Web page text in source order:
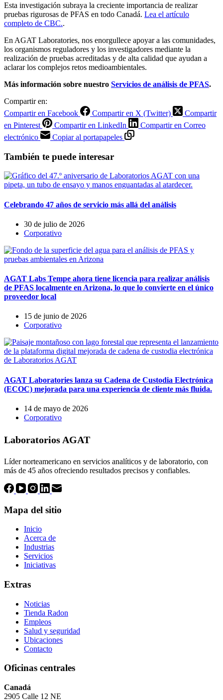
Esta investigación subraya la creciente importancia de realizar
pruebas rigurosas de PFAS en todo Canadá. Lea el artículo
completo de CBC..
En AGAT Laboratories, nos enorgullece apoyar a las comunidades,
los organismos reguladores y los investigadores mediante la
realización de pruebas acreditadas y de alta calidad que ayudan a
aclarar los complejos retos medioambientales.
Más información sobre nuestro Servicios de análisis de PFAS.
Compartir en:
Compartir en Facebook
Compartir en X (Twitter)
Compartir
en Pinterest
Compartir en LinkedIn
Compartir en Correo
electrónico
Copiar al portapapeles
También te puede interesar
Celebrando 47 años de servicio más allá del análisis
30 de julio de 2026
Corporativo
AGAT Labs Tempe ahora tiene licencia para realizar análisis
de PFAS localmente en Arizona, lo que lo convierte en el único
proveedor local
15 de junio de 2026
Corporativo
AGAT Laboratories lanza su Cadena de Custodia Electrónica
(ECOC) mejorada para una experiencia de cliente más fluida.
14 de mayo de 2026
Corporativo
Laboratorios AGAT
Líder norteamericano en servicios analíticos y de laboratorio, con
más de 45 años ofreciendo resultados precisos y confiables.
Mapa del sitio
Inicio
Acerca de
Industrias
Servicios
Iniciativas
Extras
Noticias
Tienda Radon
Empleos
Salud y seguridad
Ubicaciones
Contacto
Oficinas centrales
Canadá
2905 Calle 12 NE